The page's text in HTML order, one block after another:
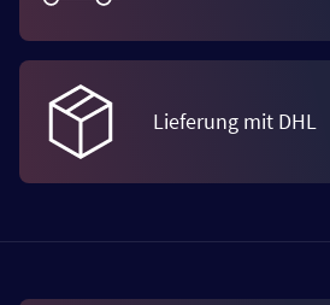
Lieferung mit DHL